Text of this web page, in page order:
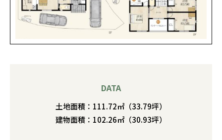
DATA
土地面積：111.72㎡（33.79坪）
建物面積： 102.26㎡（30.93坪）